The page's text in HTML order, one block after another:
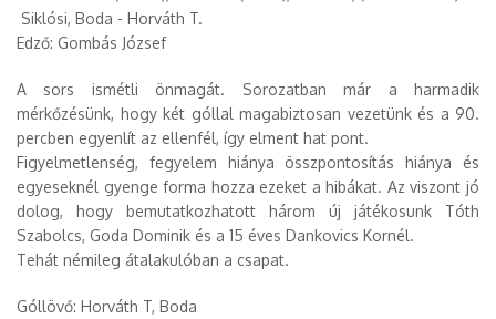
Siklósi, Boda - Horváth T.
Edző: Gombás József
A sors ismétli önmagát. Sorozatban már a harmadik
mérkőzésünk, hogy két góllal magabiztosan vezetünk és a 90.
percben egyenlít az ellenfél, így elment hat pont.
Figyelmetlenség, fegyelem hiánya összpontosítás hiánya és
egyeseknél gyenge forma hozza ezeket a hibákat. Az viszont jó
dolog, hogy bemutatkozhatott három új játékosunk Tóth
Szabolcs, Goda Dominik és a 15 éves Dankovics Kornél.
Tehát némileg átalakulóban a csapat.
Góllövő: Horváth T, Boda